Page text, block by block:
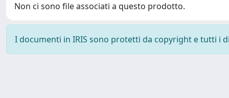
Non ci sono file associati a questo prodotto.
I documenti in IRIS sono protetti da copyright e tutti i